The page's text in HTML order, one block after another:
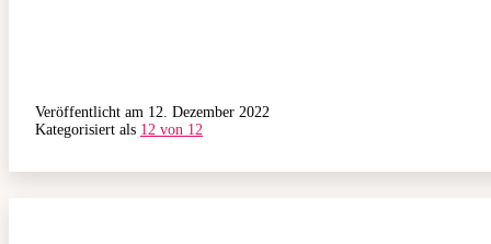
Veröffentlicht am 12. Dezember 2022
Kategorisiert als 12 von 12